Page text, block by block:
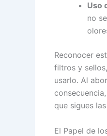
Uso
no
Reconocer
filtros y
usarlo. Al
que sigues
El Papel de